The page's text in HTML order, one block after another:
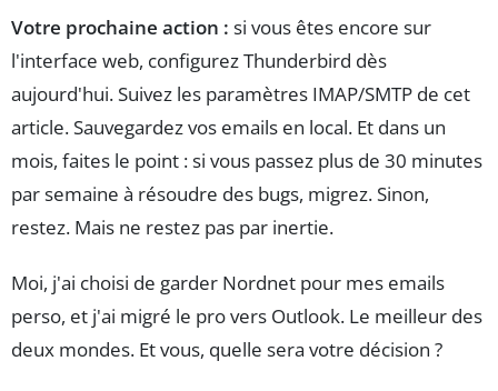
Votre prochaine action : si vous êtes encore sur
l'interface web, configurez Thunderbird dès
aujourd'hui. Suivez les paramètres IMAP/SMTP de cet
article. Sauvegardez vos emails en local. Et dans un
mois, faites le point : si vous passez plus de 30 minutes
par semaine à résoudre des bugs, migrez. Sinon,
restez. Mais ne restez pas par inertie.
Moi, j'ai choisi de garder Nordnet pour mes emails
perso, et j'ai migré le pro vers Outlook. Le meilleur des
deux mondes. Et vous, quelle sera votre décision ?